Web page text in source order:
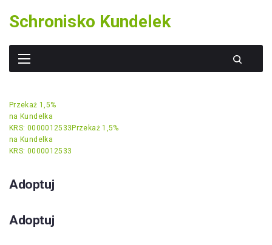
content
Schronisko Kundelek
Przekaż 1,5%
na Kundelka
KRS: 0000012533 Przekaż 1,5%
na Kundelka
KRS: 0000012533
Adoptuj
Adoptuj